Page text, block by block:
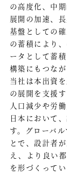
の高度化、中
展開の加速、
基盤としての
の蓄積により
ータとして蓄
構築にもつなが
当社は本出資
の展開を支援
人口減少や労
日本において
す。グローバ
とで、設計者
え、より良い
を形づくって